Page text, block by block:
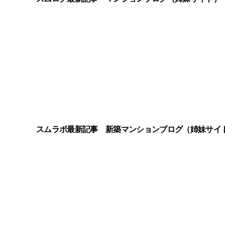
スムラボ最新記事新築マンションブログ（姉妹サイ